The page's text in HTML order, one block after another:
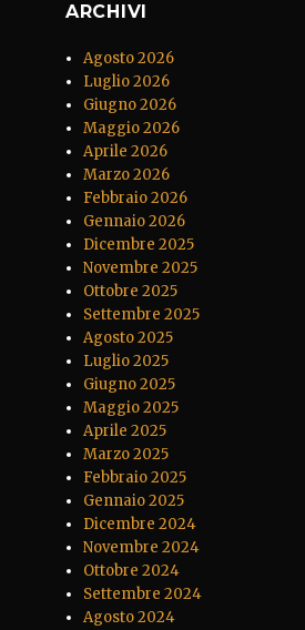
ARCHIVI
Agosto 2026
Luglio 2026
Giugno 2026
Maggio 2026
Aprile 2026
Marzo 2026
Febbraio 2026
Gennaio 2026
Dicembre 2025
Novembre 2025
Ottobre 2025
Settembre 2025
Agosto 2025
Luglio 2025
Giugno 2025
Maggio 2025
Aprile 2025
Marzo 2025
Febbraio 2025
Gennaio 2025
Dicembre 2024
Novembre 2024
Ottobre 2024
Settembre 2024
Agosto 2024